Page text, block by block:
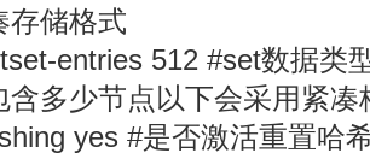
存储格式
entries 512 #set数据类
含多少节点以下会采用紧凑
yes #是否激活重置哈